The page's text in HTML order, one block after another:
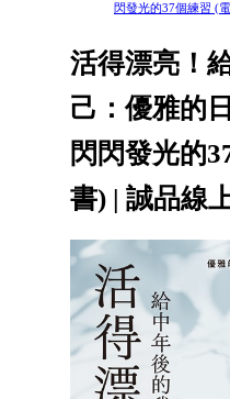
閃發光的37個練習 (
活得漂亮！
己：優雅的
閃閃發光的
書) | 誠品線